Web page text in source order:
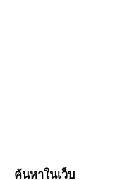
ค้นหาในเว็บ